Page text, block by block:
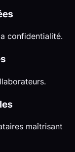
confidentialité.
maîtrisant